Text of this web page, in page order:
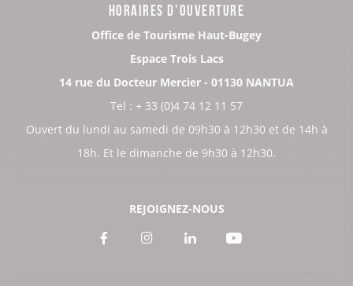
HORAIRES D’OUVERTURE
Office de Tourisme Haut-Bugey
Espace Trois Lacs
14 rue du Docteur Mercier - 01130 NANTUA
Tel : + 33 (0)4 74 12 11 57
Ouvert du lundi au samedi de 09h30 à 12h30 et de 14h à
18h. Et le dimanche de 9h30 à 12h30.
REJOIGNEZ-NOUS
Voir
Voir Voir Voir